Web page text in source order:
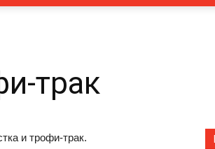
трак
и трофи-трак.